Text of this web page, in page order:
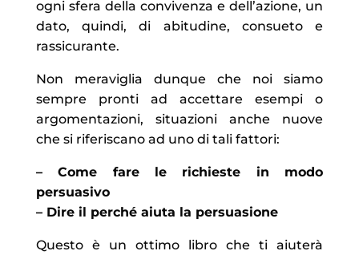
ogni sfera della convivenza e dell’azione, un
dato, quindi, di abitudine, consueto e
rassicurante.
Non meraviglia dunque che noi siamo
sempre pronti ad accettare esempi o
argomentazioni, situazioni anche nuove
che si riferiscano ad uno di tali fattori:
– Come fare le richieste in modo
persuasivo
– Dire il perché aiuta la persuasione
Questo è un ottimo libro che ti aiuterà